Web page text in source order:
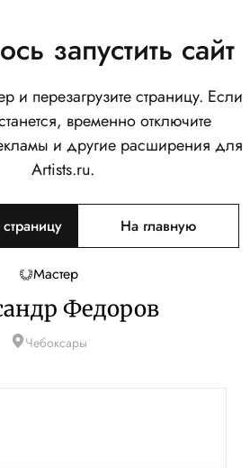
запустить сайт
и перезагрузите страницу. Если
временно отключите
и другие расширения для
Artists.ru.
На главную
Мастер
Федоров
Чебоксары